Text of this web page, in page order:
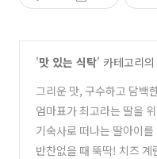
'맛 있는 식탁' 카테고리
그리운 맛, 구수하고 담백
엄마표가 최고라는 딸을
기숙사로 떠나는 딸아이를
반찬없을 때 뚝딱! 치즈 계